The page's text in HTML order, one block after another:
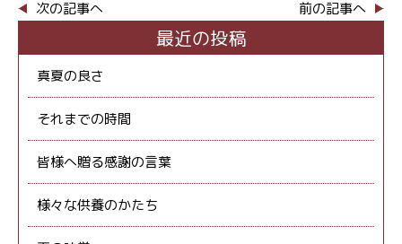
次の記事へ 前の記事へ
最近の投稿
真夏の良さ
それまでの時間
皆様へ贈る感謝の言葉
様々な供養のかたち